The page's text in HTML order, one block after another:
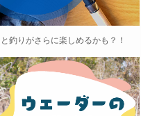
釣りがさらに楽しめるかも？！